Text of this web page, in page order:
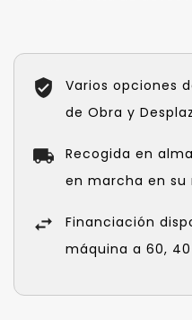
Varios opciones
de Obra y
Recogida en
en marcha en su
Financiación
máquina a 60, 40